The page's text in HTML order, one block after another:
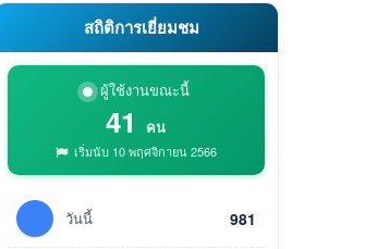
สถิติการเยี่ยมชม
ผู้ใช้งานขณะนี้
41 คน
เริ่มนับ 10 พฤศจิกายน 2566
วันนี้ 981